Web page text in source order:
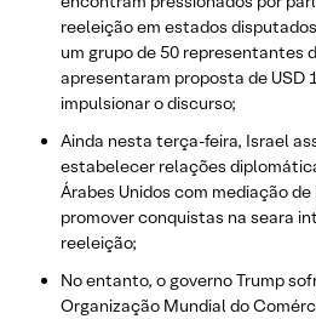
reeleição em estados
um grupo de 50 representantes
apresentaram proposta de USD
impulsionar o discurso;
Ainda nesta terça-feira, Israel
estabelecer relações
Árabes Unidos com mediação
promover conquistas na seara
reeleição;
No entanto, o governo Trump
Organização Mundial do